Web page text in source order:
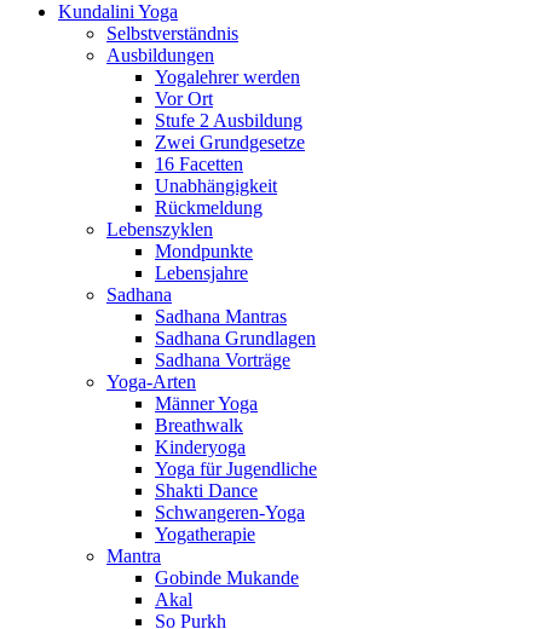
Kundalini Yoga
Selbstverständnis
Ausbildungen
Yogalehrer werden
Vor Ort
Stufe 2 Ausbildung
Zwei Grundgesetze
16 Facetten
Unabhängigkeit
Rückmeldung
Lebenszyklen
Mondpunkte
Lebensjahre
Sadhana
Sadhana Mantras
Sadhana Grundlagen
Sadhana Vorträge
Yoga-Arten
Männer Yoga
Breathwalk
Kinderyoga
Yoga für Jugendliche
Shakti Dance
Schwangeren-Yoga
Yogatherapie
Mantra
Gobinde Mukande
Akal
So Purkh